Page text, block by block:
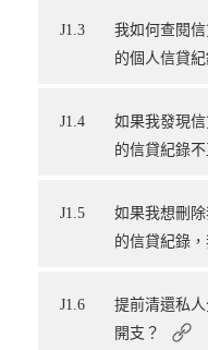
J1.3
我如何查閱
的個人信貸紀
J1.4
如果我發現
的信貸紀錄
J1.5
如果我想刪
的信貸紀錄
J1.6
提前清還私
開支？